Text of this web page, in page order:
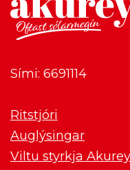
Sími: 6691114
Ritstjóri
Auglýsingar
Viltu styrkja